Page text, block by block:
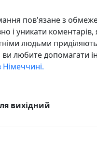
пов'язане з
і уникати
людьми
любите допомагати
вихідний